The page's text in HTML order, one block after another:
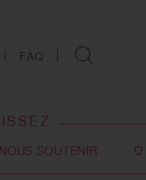
FAQ
NOUS SOUTENIR